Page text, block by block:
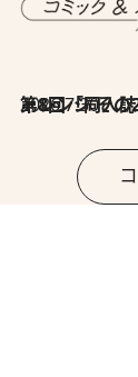
2026.7.30
第8回「同人誌即売会にチャレンジ